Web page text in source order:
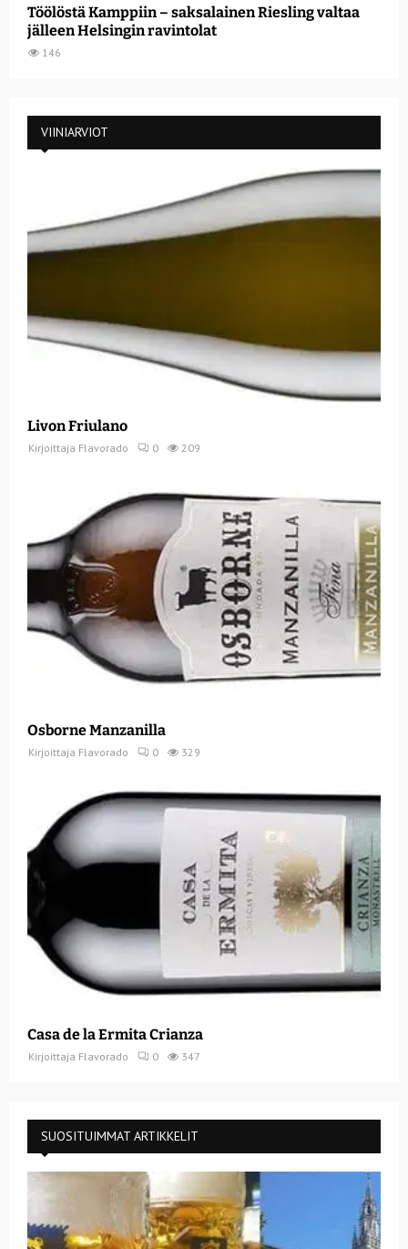
Töölöstä Kamppiin – saksalainen Riesling valtaa
jälleen Helsingin ravintolat
146
VIINIARVIOT
Livon Friulano
Kirjoittaja Flavorado 0 209
Osborne Manzanilla
Kirjoittaja Flavorado 0 329
Casa de la Ermita Crianza
Kirjoittaja Flavorado 0 347
SUOSITUIMMAT ARTIKKELIT